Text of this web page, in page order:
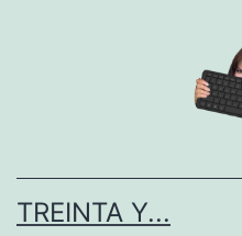
TREINTA Y...